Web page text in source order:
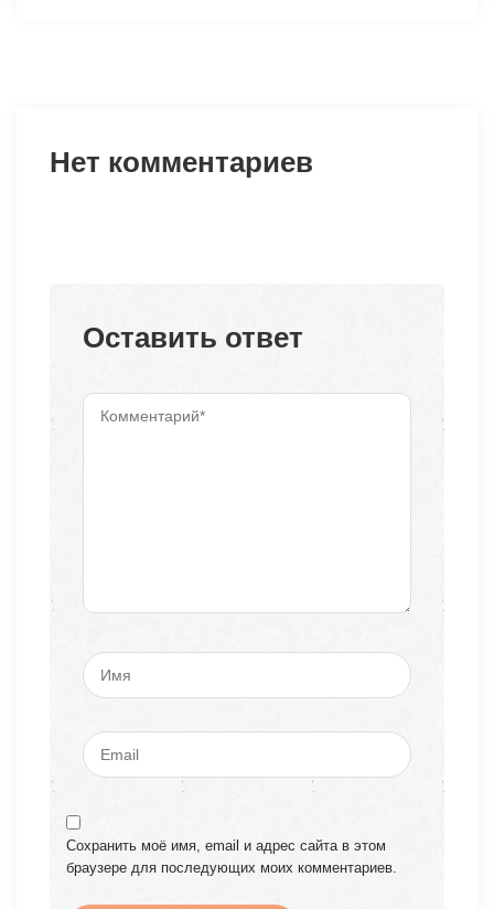
Нет комментариев
Оставить ответ
Сохранить моё имя, email и адрес сайта в этом
браузере для последующих моих комментариев.